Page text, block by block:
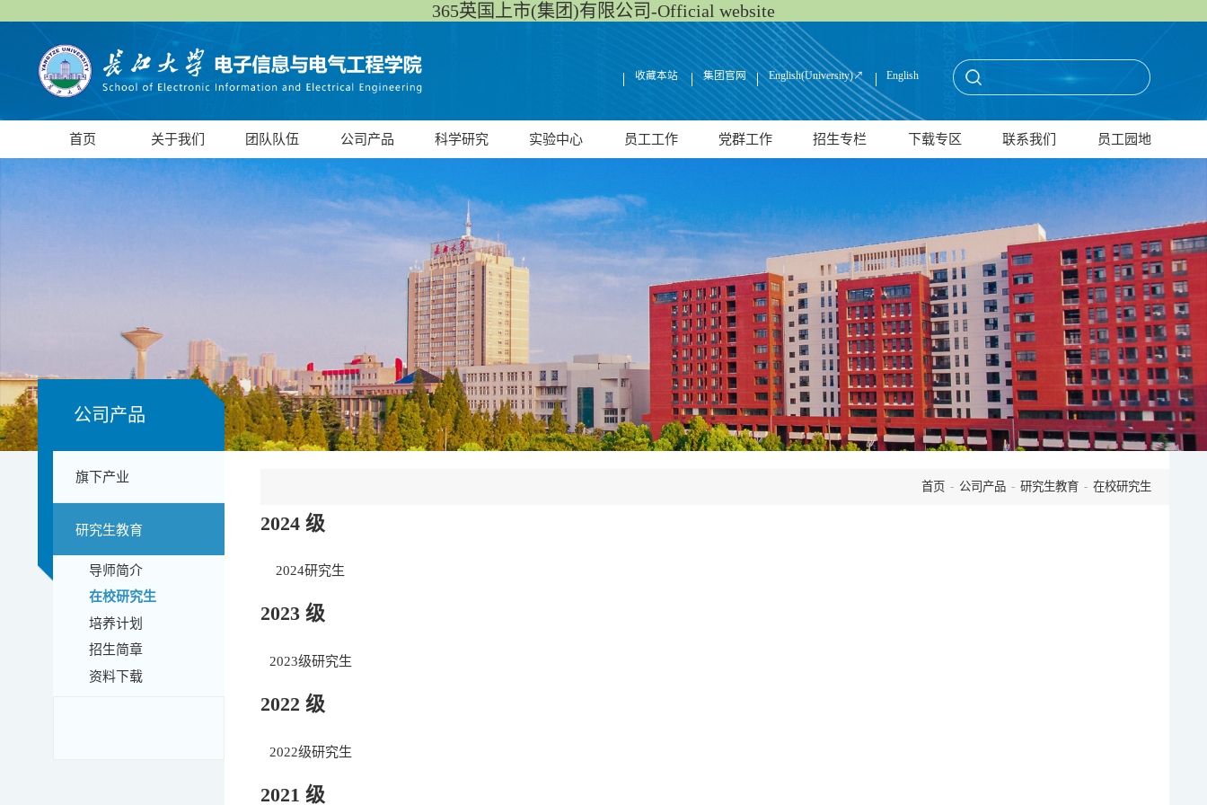
365英国上市(集团)有限公司-Official website
收藏本站 集团官网 English(University)↗ English
首页 关于我们 团队队伍 公司产品 科学研究 实验中心 员工工作 党群工作 招生专栏 下载专区 联系我们 员工园地
公司产品
旗下产业
研究生教育
导师简介
在校研究生
培养计划
招生简章
资料下载
首页 - 公司产品 - 研究生教育 - 在校研究生
2024 级
2024研究生
2023 级
2023级研究生
2022 级
2022级研究生
2021 级